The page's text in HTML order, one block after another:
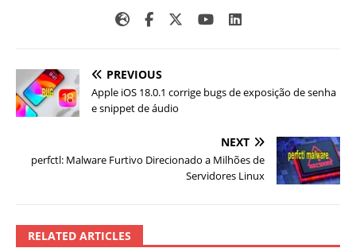
PREVIOUS
Apple iOS 18.0.1 corrige bugs de exposição de senha
e snippet de áudio
NEXT
perfctl: Malware Furtivo Direcionado a Milhões de
Servidores Linux
RELATED ARTICLES